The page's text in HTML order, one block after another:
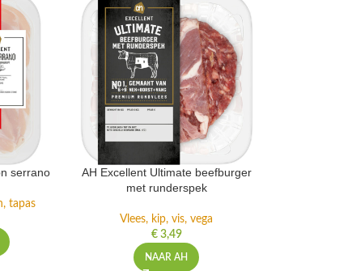
serrano
tapas
AH Excellent Ultimate beefburger
met runderspek
Vlees, kip, vis, vega
€3,49
NAAR AH